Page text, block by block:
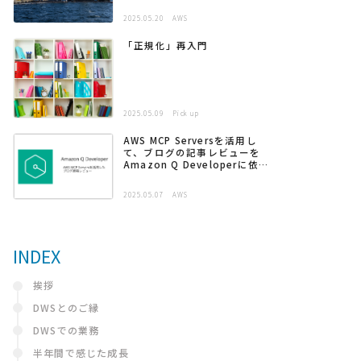
2025.05.20 AWS
「正規化」再入門
2025.05.09 Pick up
AWS MCP Serversを活用し
て、ブログの記事レビューを
Amazon Q Developerに依頼
2025.05.07 AWS
INDEX
挨拶
DWSとのご縁
DWSでの業務
半年間で感じた成長